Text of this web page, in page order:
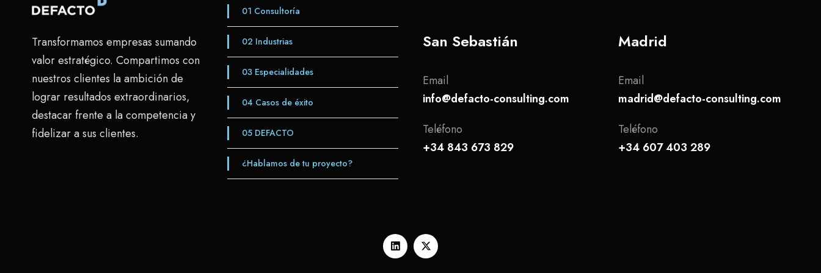
Transformamos empresas sumando
valor estratégico. Compartimos con
nuestros clientes la ambición de
lograr resultados extraordinarios,
destacar frente a la competencia y
fidelizar a sus clientes.
01 Consultoría
02 Industrias
03 Especialidades
04 Casos de éxito
05 DEFACTO
¿Hablamos de tu proyecto?
San Sebastián
Email
info@defacto-consulting.com
Teléfono
+34 843 673 829
Madrid
Email
madrid@defacto-consulting.com
Teléfono
+34 607 403 289